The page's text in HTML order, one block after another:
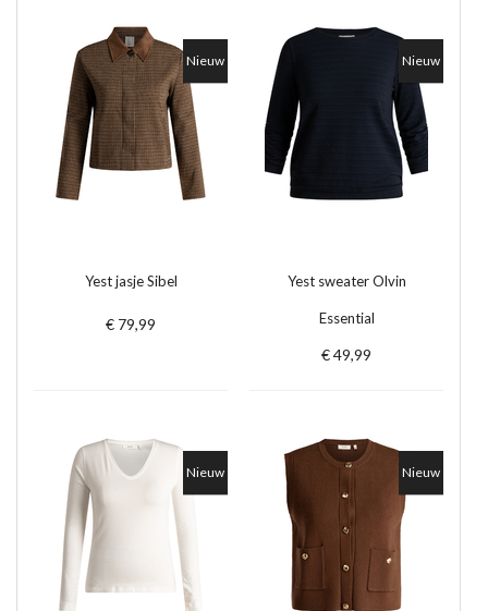
Nieuw
Yest jasje Sibel
€ 79,99
Nieuw
Yest sweater Olvin
Essential
€ 49,99
Nieuw Nieuw